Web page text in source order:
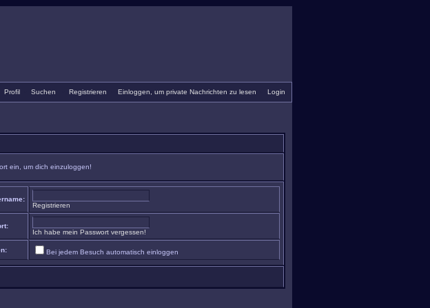
Profil Suchen Registrieren Einloggen, um private Nachrichten zu lesen Login
ein, um dich einzuloggen!
Registrieren
Ich habe mein Passwort vergessen!
Bei jedem Besuch automatisch einloggen